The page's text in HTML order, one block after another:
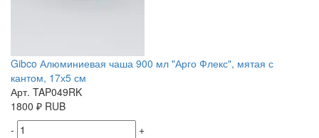
Gibco Алюминиевая чаша 900 мл "Арго Флекс", мятая с
кантом, 17х5 см
Арт. TAP049RK
1800 ₽ RUB
-
+